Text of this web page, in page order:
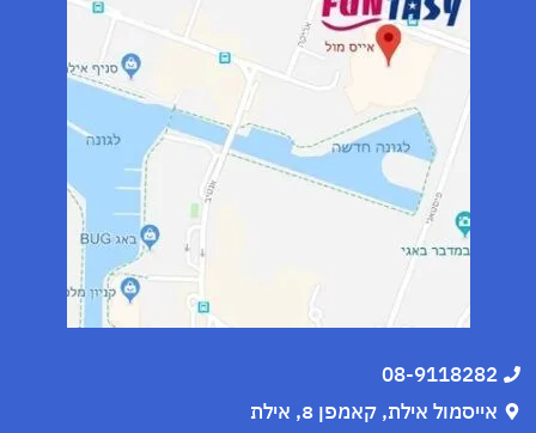
08-9118282
אייסמול אילת, קאמפן 8, אילת